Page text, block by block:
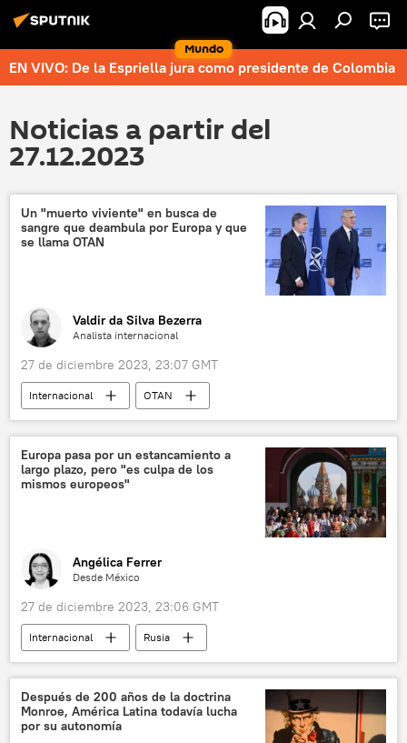
Mundo
EN VIVO: De la Espriella jura como presidente de Colombia
Noticias a partir del
27.12.2023
Un "muerto viviente" en busca de
sangre que deambula por Europa y que
se llama OTAN
Valdir da Silva Bezerra
Analista internacional
27 de diciembre 2023, 23:07 GMT
Internacional
OTAN
📰 Ampliación de la OTAN
Unión Soviética (URSS)
Washington
Ejército Rojo
Casa Blanca
Europa pasa por un estancamiento a
largo plazo, pero "es culpa de los
mismos europeos"
Angélica Ferrer
Desde México
27 de diciembre 2023, 23:06 GMT
Internacional
Rusia
📈 Mercados y finanzas
💬 Opinión y Análisis
Unión Europea (UE)
🌏 Asia
China
BRICS
Maxim Oreshkin
Después de 200 años de la doctrina
Monroe, América Latina todavía lucha
por su autonomía